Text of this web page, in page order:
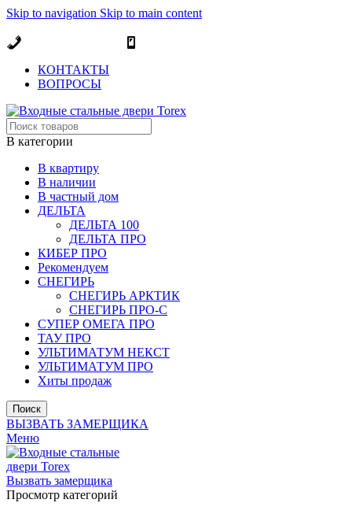
Skip to navigation Skip to main content
КОНТАКТЫ
ВОПРОСЫ
В категории
В квартиру
В наличии
В частный дом
ДЕЛЬТА
ДЕЛЬТА 100
ДЕЛЬТА ПРО
КИБЕР ПРО
Рекомендуем
СНЕГИРЬ
СНЕГИРЬ АРКТИК
СНЕГИРЬ ПРО-С
СУПЕР ОМЕГА ПРО
ТАУ ПРО
УЛЬТИМАТУМ НЕКСТ
УЛЬТИМАТУМ ПРО
Хиты продаж
Поиск
ВЫЗВАТЬ ЗАМЕРЩИКА
Меню
Вызвать замерщика
Просмотр категорий